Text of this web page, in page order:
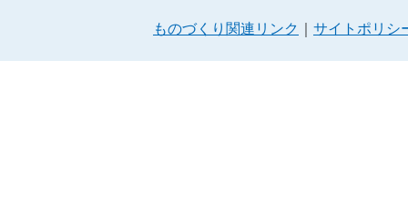
ものづくり関連リンク サイトポリシ